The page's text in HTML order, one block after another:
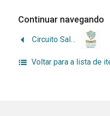
Continuar navegando
Circuito Sala Verde no Campus São Bento
Voltar para a lista de